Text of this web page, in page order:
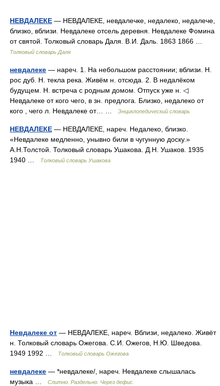
НЕВДАЛЕКЕ — НЕВДАЛЕКЕ, невдалечке, недалеко, недалече,
близко, вблизи. Невдалеке отсель деревня. Невдалеке Фомина
от святой. Толковый словарь Даля. В.И. Даль. 1863 1866 …
Толковый словарь Даля
невдалеке — нареч. 1. На небольшом расстоянии; вблизи. Н.
рос дуб. Н. текла река. Живём н. отсюда. 2. В недалёком
будущем. Н. встреча с родным домом. Отпуск уже н. ◁
Невдалеке от кого чего, в зн. предлога. Близко, недалеко от
кого , чего л. Невдалеке от… …
Энциклопедический словарь
НЕВДАЛЕКЕ — НЕВДАЛЕКЕ, нареч. Недалеко, близко.
«Невдалеке медленно, унывно били в чугунную доску.»
А.Н.Толстой. Толковый словарь Ушакова. Д.Н. Ушаков. 1935
1940 …
Толковый словарь Ушакова
Невдалеке от — НЕВДАЛЕКЕ, нареч. Вблизи, недалеко. Живёт
н. Толковый словарь Ожегова. С.И. Ожегов, Н.Ю. Шведова.
1949 1992 …
Толковый словарь Ожегова
невдалеке — *невдалеке/, нареч. Невдалеке слышалась
музыка …
Слитно. Раздельно. Через дефис.